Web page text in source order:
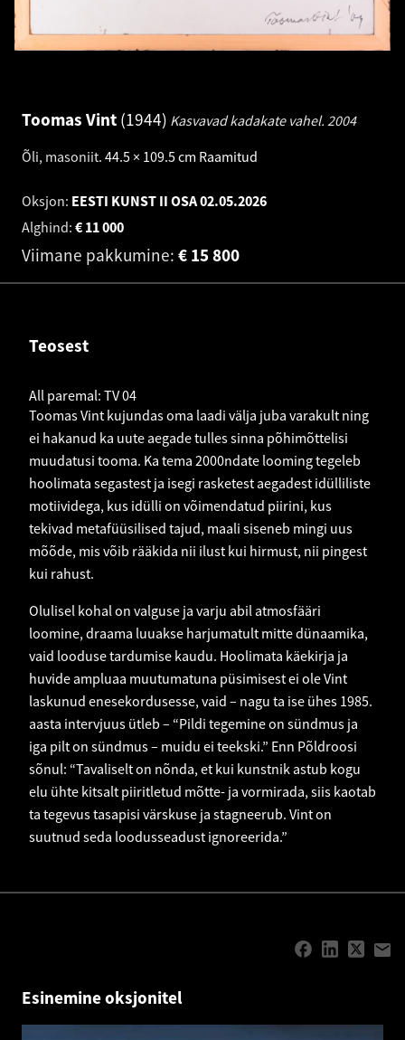
Toomas Vint 1944 Kasvavad kadakate vahel. 2004
Õli, masoniit. 44.5 × 109.5 cm Raamitud
Oksjon: EESTI KUNST II OSA02.05.2026
Alghind:
11 000
€
Viimane pakkumine: 15 800
€
Teosest
All paremal: TV 04
Toomas Vint kujundas oma laadi välja juba varakult ning
ei hakanud ka uute aegade tulles sinna põhimõttelisi
muudatusi tooma. Ka tema 2000ndate looming tegeleb
hoolimata segastest ja isegi rasketest aegadest idülliliste
motiividega, kus idülli on võimendatud piirini, kus
tekivad metafüüsilised tajud, maali siseneb mingi uus
mõõde, mis võib rääkida nii ilust kui hirmust, nii pingest
kui rahust.
Olulisel kohal on valguse ja varju abil atmosfääri
loomine, draama luuakse harjumatult mitte dünaamika,
vaid looduse tardumise kaudu. Hoolimata käekirja ja
huvide ampluaa muutumatuna püsimisest ei ole Vint
laskunud enesekordusesse, vaid – nagu ta ise ühes 1985.
aasta intervjuus ütleb – “Pildi tegemine on sündmus ja
iga pilt on sündmus – muidu ei teekski.” Enn Põldroosi
sõnul: “Tavaliselt on nõnda, et kui kunstnik astub kogu
elu ühte kitsalt piiritletud mõtte- ja vormirada, siis kaotab
ta tegevus tasapisi värskuse ja stagneerub. Vint on
suutnud seda loodusseadust ignoreerida.”
Esinemine oksjonitel